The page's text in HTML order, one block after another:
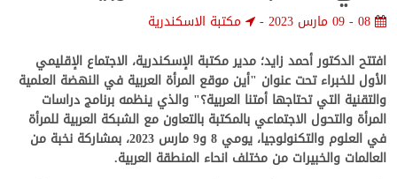
-
مكتبة الاسكندرية
افتتح الدكتور أحمد زايد؛ مدير مكتبة الإسكندرية، الاجتماع الإقليمي
الأول للخبراء تحت عنوان "أين موقع المرأة العربية في النهضة العلمية
والتقنية التي تحتاجها أمتنا العربية؟" والذي ينظمه برنامج دراسات
المرأة والتحول الاجتماعي بالمكتبة بالتعاون مع الشبكة العربية للمرأة
في العلوم والتكنولوجيا، يومي 8 و9 مارس 2023، بمشاركة نخبة من
العالمات والخبيرات من مختلف انحاء المنطقة العربية.